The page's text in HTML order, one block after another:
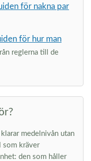
för nakna par
för hur man
reglerna till de
medelnivån utan
som kräver
den som håller